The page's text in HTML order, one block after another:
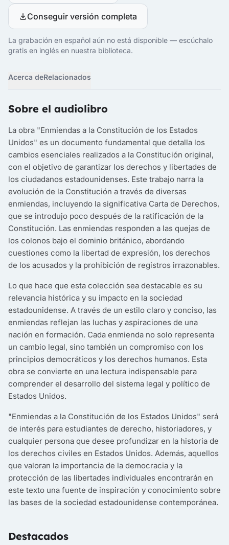
Conseguir versión completa
La grabación en español aún no está disponible — escúchalo
gratis en inglés en nuestra biblioteca.
Acerca deRelacionados
Sobre el audiolibro
La obra "Enmiendas a la Constitución de los Estados
Unidos" es un documento fundamental que detalla los
cambios esenciales realizados a la Constitución original,
con el objetivo de garantizar los derechos y libertades de
los ciudadanos estadounidenses. Este trabajo narra la
evolución de la Constitución a través de diversas
enmiendas, incluyendo la significativa Carta de Derechos,
que se introdujo poco después de la ratificación de la
Constitución. Las enmiendas responden a las quejas de
los colonos bajo el dominio británico, abordando
cuestiones como la libertad de expresión, los derechos
de los acusados y la prohibición de registros irrazonables.
Lo que hace que esta colección sea destacable es su
relevancia histórica y su impacto en la sociedad
estadounidense. A través de un estilo claro y conciso, las
enmiendas reflejan las luchas y aspiraciones de una
nación en formación. Cada enmienda no solo representa
un cambio legal, sino también un compromiso con los
principios democráticos y los derechos humanos. Esta
obra se convierte en una lectura indispensable para
comprender el desarrollo del sistema legal y político de
Estados Unidos.
"Enmiendas a la Constitución de los Estados Unidos" será
de interés para estudiantes de derecho, historiadores, y
cualquier persona que desee profundizar en la historia de
los derechos civiles en Estados Unidos. Además, aquellos
que valoran la importancia de la democracia y la
protección de las libertades individuales encontrarán en
este texto una fuente de inspiración y conocimiento sobre
las bases de la sociedad estadounidense contemporánea.
Destacados